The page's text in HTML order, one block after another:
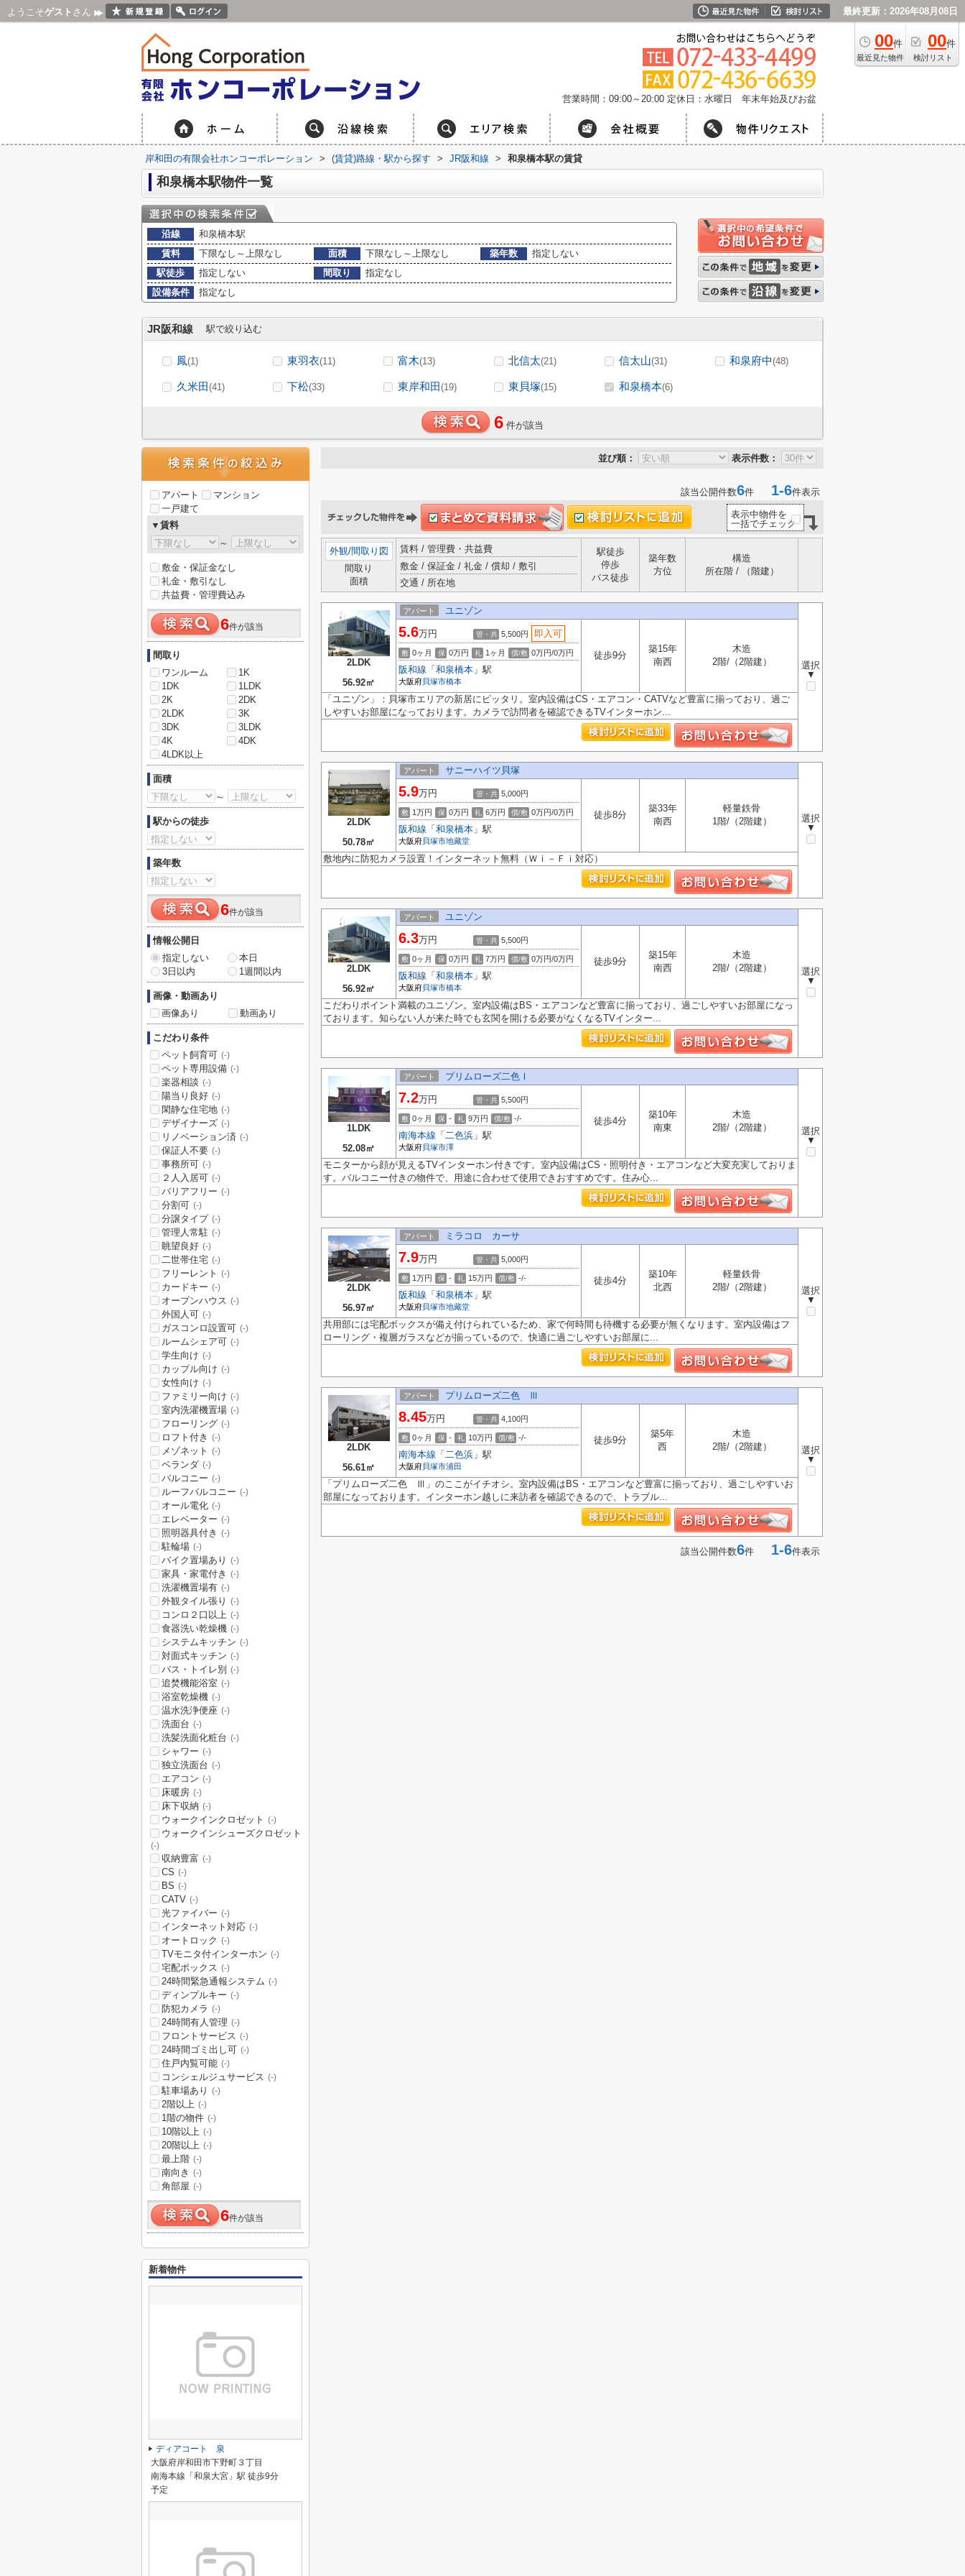
ようこそゲスト さん 最終更新：2026年08月08日
00件
最近見た物件
00件
検討リスト
営業時間：09:00～20:00 定休日：水曜日 年末年始及びお盆
岸和田の有限会社ホンコーポレーション > (賃貸)路線・駅から探す > JR阪和線 > 和泉橋本駅の賃貸
和泉橋本駅物件一覧
沿線
和泉橋本駅
賃料
下限なし～上限なし 面積 下限なし～上限なし 築年数
指定しない
駅徒歩
指定しない 間取り
指定なし
設備条件
指定なし
JR阪和線 駅で絞り込む
鳳(1) 東羽衣(11) 富木(13) 北信太(21) 信太山(31) 和泉府中(48)
久米田(41) 下松(33) 東岸和田(19) 東貝塚(15) 和泉橋本(6)
6 件が該当
並び順： 表示件数：
該当公開件数6件 1-6件表示
表示中物件を
一括でチェック
外観/間取り図
間取り
面積
賃料 / 管理費・共益費
敷金 / 保証金 / 礼金 / 償却 / 敷引
交通 / 所在地
駅徒歩
停歩
バス徒歩
築年数
方位
構造
所在階 / （階建）
2LDK
56.92㎡
アパート ユニゾン
選択
▼
5.6万円 管・共 5,500円 即入可
敷 0ヶ月 保 0万円 礼 1ヶ月 償/敷 0万円/0万円
阪和線 「 和泉橋本 」駅
大阪府貝塚市橋本
徒歩9分
築15年
南西
木造
2階/（2階建）
「ユニゾン」：貝塚市エリアの新居にピッタリ。室内設備はCS・エアコン・CATVなど豊富に揃っており、過ご
しやすいお部屋になっております。カメラで訪問者を確認できるTVインターホン...
2LDK
50.78㎡
アパート サニーハイツ貝塚
選択
▼
5.9万円 管・共 5,000円
敷 1万円 保 0万円 礼 6万円 償/敷 0万円/0万円
阪和線 「 和泉橋本 」駅
大阪府貝塚市地藏堂
徒歩8分
築33年
南西
軽量鉄骨
1階/（2階建）
敷地内に防犯カメラ設置！インターネット無料（Ｗｉ－Ｆｉ対応）
2LDK
56.92㎡
アパート ユニゾン
選択
▼
6.3万円 管・共 5,500円
敷 0ヶ月 保 0万円 礼 7万円 償/敷 0万円/0万円
阪和線 「 和泉橋本 」駅
大阪府貝塚市橋本
徒歩9分
築15年
南西
木造
2階/（2階建）
こだわりポイント満載のユニゾン。室内設備はBS・エアコンなど豊富に揃っており、過ごしやすいお部屋になっ
ております。知らない人が来た時でも玄関を開ける必要がなくなるTVインター...
1LDK
52.08㎡
アパート プリムローズ二色Ⅰ
選択
▼
7.2万円 管・共 5,500円
敷 0ヶ月 保 - 礼 9万円 償/敷 -/-
南海本線 「 二色浜 」駅
大阪府貝塚市澤
徒歩4分
築10年
南東
木造
2階/（2階建）
モニターから顔が見えるTVインターホン付きです。室内設備はCS・照明付き・エアコンなど大変充実しておりま
す。バルコニー付きの物件で、用途に合わせて使用できおすすめです。住み心...
2LDK
56.97㎡
アパート ミラコロ カーサ
選択
▼
7.9万円 管・共 5,000円
敷 1万円 保 - 礼 15万円 償/敷 -/-
阪和線 「 和泉橋本 」駅
大阪府貝塚市地藏堂
徒歩4分
築10年
北西
軽量鉄骨
2階/（2階建）
共用部には宅配ボックスが備え付けられているため、家で何時間も待機する必要が無くなります。室内設備はフ
ローリング・複層ガラスなどが揃っているので、快適に過ごしやすいお部屋に...
2LDK
56.61㎡
アパート プリムローズ二色 Ⅲ
選択
▼
8.45万円 管・共 4,100円
敷 0ヶ月 保 - 礼 10万円 償/敷 -/-
南海本線 「 二色浜 」駅
大阪府貝塚市浦田
徒歩9分
築5年
西
木造
2階/（2階建）
「プリムローズ二色 Ⅲ」のここがイチオシ。室内設備はBS・エアコンなど豊富に揃っており、過ごしやすいお
部屋になっております。インターホン越しに来訪者を確認できるので、トラブル...
該当公開件数6件 1-6件表示
アパート
マンション
一戸建て
▼賃料
～
敷金・保証金なし
礼金・敷引なし
共益費・管理費込み
6件が該当
間取り
ワンルーム
1K
1DK
1LDK
2K
2DK
2LDK
3K
3DK
3LDK
4K
4DK
4LDK以上
面積
～
駅からの徒歩
築年数
6件が該当
情報公開日
指定しない
本日
3日以内
1週間以内
画像・動画あり
画像あり
動画あり
こだわり条件
ペット飼育可 (-)
ペット専用設備 (-)
楽器相談 (-)
陽当り良好 (-)
閑静な住宅地 (-)
デザイナーズ (-)
リノベーション済 (-)
保証人不要 (-)
事務所可 (-)
２人入居可 (-)
バリアフリー (-)
分割可 (-)
分譲タイプ (-)
管理人常駐 (-)
眺望良好 (-)
二世帯住宅 (-)
フリーレント (-)
カードキー (-)
オープンハウス (-)
外国人可 (-)
ガスコンロ設置可 (-)
ルームシェア可 (-)
学生向け (-)
カップル向け (-)
女性向け (-)
ファミリー向け (-)
室内洗濯機置場 (-)
フローリング (-)
ロフト付き (-)
メゾネット (-)
ベランダ (-)
バルコニー (-)
ルーフバルコニー (-)
オール電化 (-)
エレベーター (-)
照明器具付き (-)
駐輪場 (-)
バイク置場あり (-)
家具・家電付き (-)
洗濯機置場有 (-)
外観タイル張り (-)
コンロ２口以上 (-)
食器洗い乾燥機 (-)
システムキッチン (-)
対面式キッチン (-)
バス・トイレ別 (-)
追焚機能浴室 (-)
浴室乾燥機 (-)
温水洗浄便座 (-)
洗面台 (-)
洗髪洗面化粧台 (-)
シャワー (-)
独立洗面台 (-)
エアコン (-)
床暖房 (-)
床下収納 (-)
ウォークインクロゼット (-)
ウォークインシューズクロゼット
(-)
収納豊富 (-)
CS (-)
BS (-)
CATV (-)
光ファイバー (-)
インターネット対応 (-)
オートロック (-)
TVモニタ付インターホン (-)
宅配ボックス (-)
24時間緊急通報システム (-)
ディンプルキー (-)
防犯カメラ (-)
24時間有人管理 (-)
フロントサービス (-)
24時間ゴミ出し可 (-)
住戸内覧可能 (-)
コンシェルジュサービス (-)
駐車場あり (-)
2階以上 (-)
1階の物件 (-)
10階以上 (-)
20階以上 (-)
最上階 (-)
南向き (-)
角部屋 (-)
6件が該当
新着物件
ディアコート 泉
大阪府岸和田市下野町３丁目
南海本線「和泉大宮」駅 徒歩9分
予定